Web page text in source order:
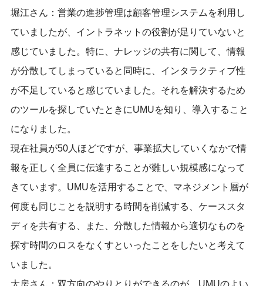
堀江さん：営業の進捗管理は顧客管理システムを利用し
ていましたが、イントラネットの役割が足りていないと
感じていました。特に、ナレッジの共有に関して、情報
が分散してしまっていると同時に、インタラクティブ性
が不足していると感じていました。それを解決するため
のツールを探していたときにUMUを知り、導入すること
になりました。
現在社員が50人ほどですが、事業拡大していくなかで情
報を正しく全員に伝達することが難しい規模感になって
きています。UMUを活用することで、マネジメント層が
何度も同じことを説明する時間を削減する、ケーススタ
ディを共有する、また、分散した情報から適切なものを
探す時間のロスをなくすといったことをしたいと考えて
いました。
大房さん：双方向のやりとりができるのが、UMUのよい